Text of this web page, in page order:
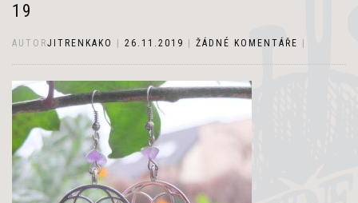
19
AUTORJITRENKAKO 26.11.2019 ŽÁDNÉ KOMENTÁŘE